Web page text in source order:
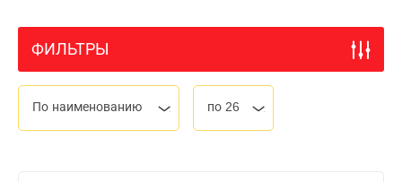
ФИЛЬТРЫ
По наименованию по 26